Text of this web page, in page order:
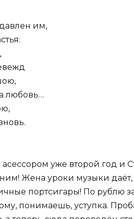
им,
любовь…
уже второй год и
Жена уроки музыки даёт,
портсигары! По рублю
понимаешь, уступка.